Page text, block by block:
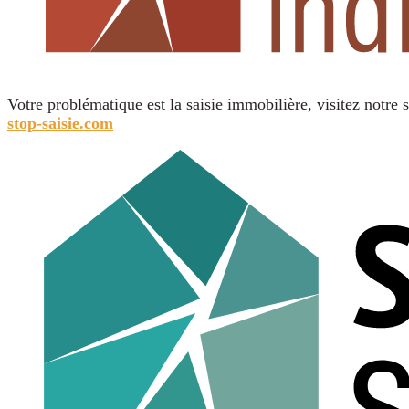
Votre problématique est la saisie immobilière, visitez notre
stop-saisie.com